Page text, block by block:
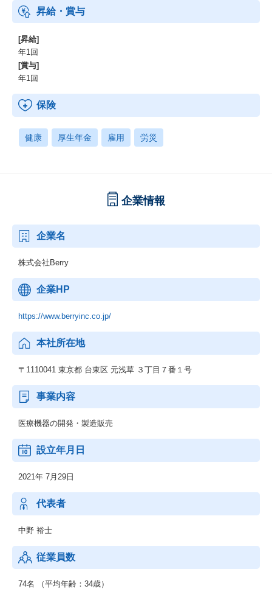
昇給・賞与
[昇給]
年1回
[賞与]
年1回
保険
健康 厚生年金 雇用 労災
企業情報
企業名
株式会社Berry
企業HP
https://www.berryinc.co.jp/
本社所在地
〒1110041 東京都 台東区 元浅草 ３丁目７番１号
事業内容
医療機器の開発・製造販売
設立年月日
2021年 7月29日
代表者
中野 裕士
従業員数
74名 （平均年齢：34歳）